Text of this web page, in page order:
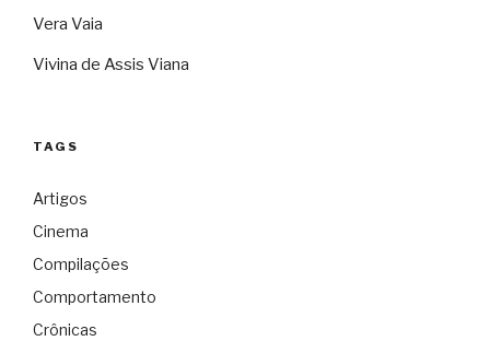
Vera Vaia
Vivina de Assis Viana
TAGS
Artigos
Cinema
Compilações
Comportamento
Crônicas